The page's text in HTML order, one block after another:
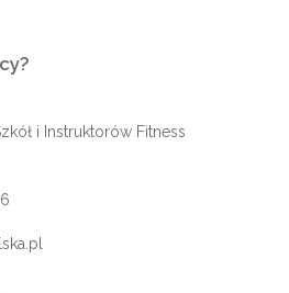
i Instruktorów Fitness